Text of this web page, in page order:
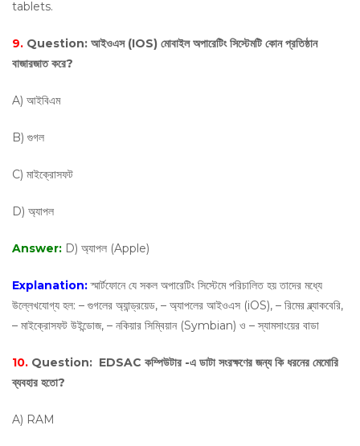
tablets.
9. Question: আইওএস (IOS) মোবাইল অপারেটিং সিস্টেমটি কোন প্রতিষ্ঠান
বাজারজাত করে?
A) আইবিএম
B) গুগল
C) মাইক্রোসফট
D) অ্যাপল
Answer: D) অ্যাপল (Apple)
Explanation:স্মার্টফোনে যে সকল অপারেটিং সিস্টেমে পরিচালিত হয় তাদের মধ্যে
উল্লেখযোগ্য হল: – গুগলের অ্যান্ড্রয়েড, – অ্যাপলের আইওএস (iOS), – রিমের ব্ল্যাকবেরি,
– মাইক্রোসফট উইন্ডোজ, – নকিয়ার সিম্বিয়ান (Symbian) ও – স্যামসাংয়ের বাডা
10. Question: EDSAC কম্পিউটার -এ ডাটা সংরক্ষণের জন্য কি ধরনের মেমোরি
ব্যবহার হতো?
A) RAM